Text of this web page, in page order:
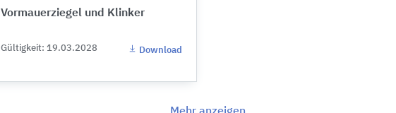
Vormauerziegel und Klinker
Gültigkeit: 19.03.2028 Download